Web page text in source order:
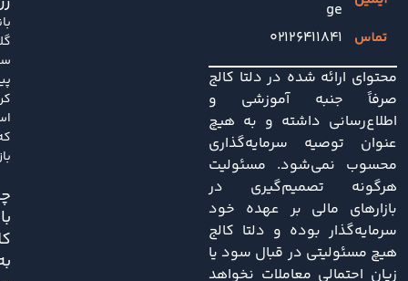
ge
۰۲۱۲۶۴۱۱۸۴۱
محتوای ارائه شده در دلتا کالج
صرفاً جنبه آموزشی و
اطلاع‌رسانی داشته و به هیچ
عنوان توصیه سرمایه‌گذاری
محسوب نمی‌شود. مسئولیت
هرگونه تصمیم‌گیری در
بازارهای مالی بر عهده خود
سرمایه‌گذار بوده و دلتا کالج
هیچ مسئولیتی در قبال سود یا
زیان احتمالی معاملات نخواهد
با